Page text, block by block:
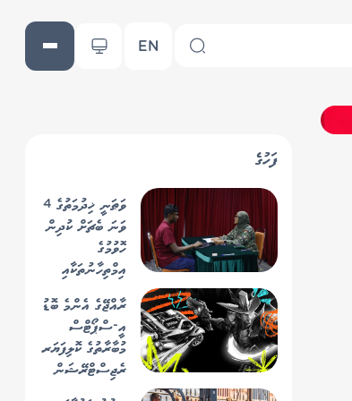
EN
ފަހުގެ
ވަޠަނީ ޚިދުމަތުގެ 4
ވަނަ ބެޗަށް ކުދިން
ހޮވުމުގެ
އިމްތިހާނުތަކާއި
ރާއްޖޭގެ އެންމެ ބޮޑު
އީ-ސްޕޯޓްސް
މުބާރާތުގެ ކޮލިފަޔަރ
ރެޖިސްޓްރޭޝަން